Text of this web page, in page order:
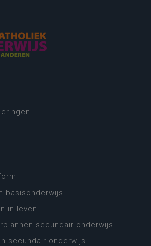
basisonderwijs
in leven!
secundair onderwijs
secundair onderwijs